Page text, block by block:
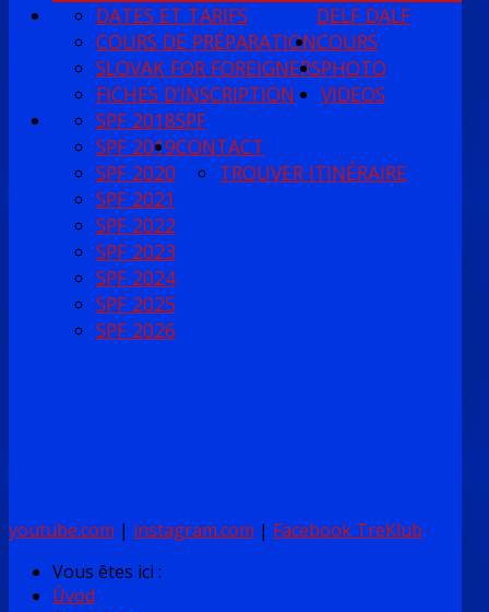
DELF DALF
DATES ET TARIFS
COURS DE PRÉPARATIONCOURS
SLOVAK FOR FOREIGNERS
FICHES D’INSCRIPTION
PHOTO
VIDEOS
SPF
SPF 2018
SPF 2019
SPF 2020
SPF 2021
SPF 2022
SPF 2023
SPF 2024
SPF 2025
SPF 2026
CONTACT
TROUVER ITINÉRAIRE
youtube.com | instagram.com | Facebook TreKlub
Vous êtes ici :
Úvod